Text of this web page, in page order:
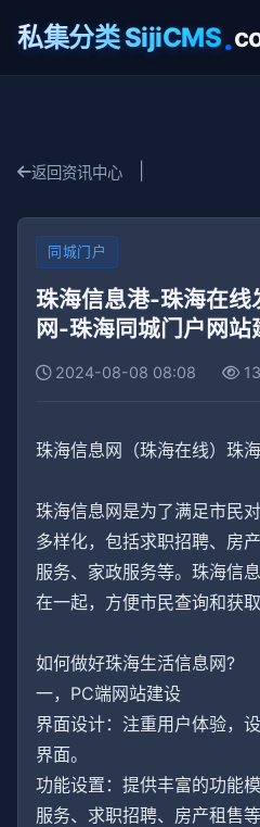
私集分类 SijiCMS.
返回资讯中心
同城门户
珠海信息港-珠海在线
网-珠海同城门户网站
2024-08-08 08:08
珠海信息网（珠海在线）珠
珠海信息网是为了满足市民
多样化，包括求职招聘、房
服务、家政服务等。珠海信
在一起，方便市民查询和获取
如何做好珠海生活信息网?
一，PC端网站建设
界面设计：注重用户体验，
界面。
功能设置：提供丰富的功能
服务、求职招聘、房产租售